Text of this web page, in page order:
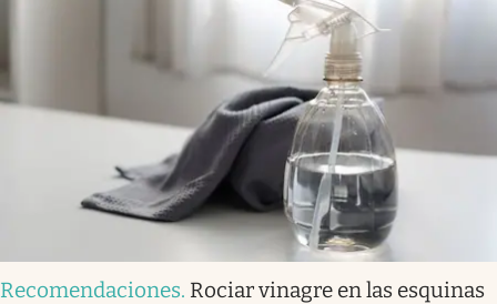
Recomendaciones. Rociar vinagre en las esquinas